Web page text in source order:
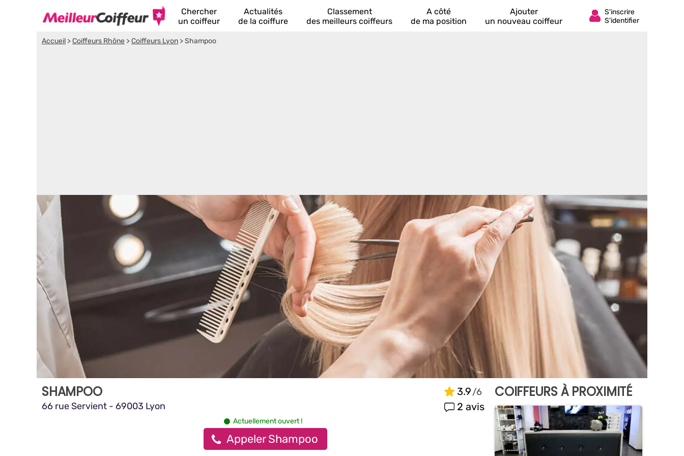
Chercher
un coiffeur
Actualités
de la coiffure
Classement
des meilleurs coiffeurs
A côté
de ma position
Ajouter
un nouveau coiffeur
Accueil >Coiffeurs Rhône >Coiffeurs Lyon >Shampoo
SHAMPOO
66 rue Servient - 69003 Lyon
3.9
2 avis
Actuellement ouvert !
Appeler Shampoo
COIFFEURS À PROXIMITÉ